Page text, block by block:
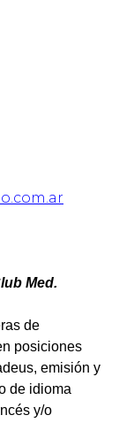
Med.
de
posiciones
emisión y
de idioma
y/o